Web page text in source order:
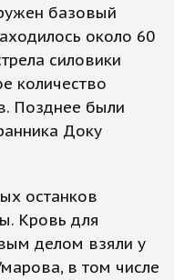
базовый
около 60
силовики
количество
Позднее были
Доку
останков
Кровь для
делом взяли у
в том числе